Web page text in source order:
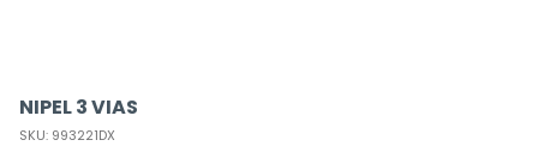
NIPEL 3 VIAS
SKU: 993221DX